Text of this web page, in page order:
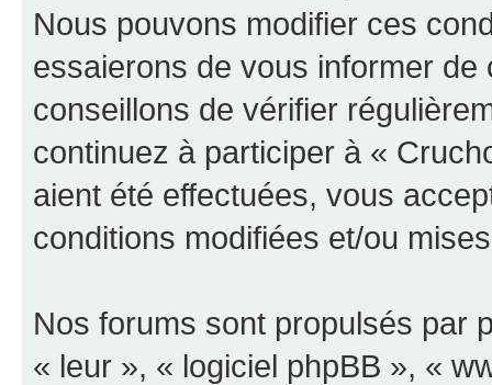
Nous pouvons modifier ces
essaierons de vous informer
conseillons de vérifier
continuez à participer à «
aient été effectuées, vous
conditions modifiées et/ou
Nos forums sont propulsés par
« leur », « logiciel phpBB », «